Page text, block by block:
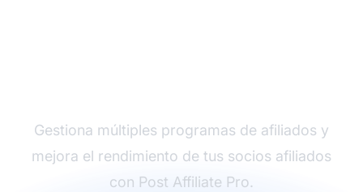
Gestiona múltiples programas de afiliados y
mejora el rendimiento de tus socios afiliados
con Post Affiliate Pro.